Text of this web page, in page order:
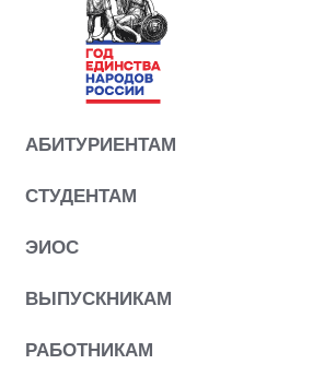
АБИТУРИЕНТАМ
СТУДЕНТАМ
ЭИОС
ВЫПУСКНИКАМ
РАБОТНИКАМ